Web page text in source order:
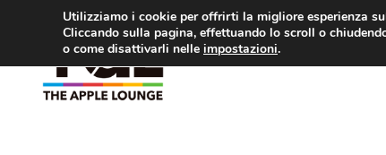
contenuto
Utilizziamo i cookie per offrirti la migliore esperienza
Cliccando sulla pagina, effettuando lo scroll o
o come disattivarli nelle impostazioni.